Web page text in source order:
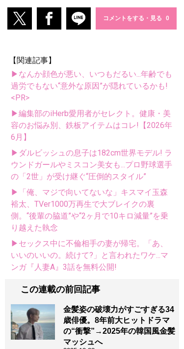
コメントをする・見る
【関連記事】
▶なんか顔色が悪い、いつもだるい...年齢でも
過労でもない“意外な原因”が隠れているかも!
<PR>
▶編集部のiHerb愛用者がセレクト。健康・美
容のお悩み別、鉄板アイテムはコレ!【2026年
6月】
▶ダルビッシュの息子は182cm世界モデル! ラ
ウンドガールやミスコン美女も...プロ野球選手
の「2世」が受け継ぐ“圧倒的スタイル”
▶「俺、マジで向いてないな」キスマイ玉森
裕太、TVer1000万再生で大ブレイクの裏
側。“後輩の脇道”や“2ヶ月で10キロ減量”を乗
り越えた執念
▶セックス中に不倫相手の妻が帰宅。「あ、
いいのいいの。続けて?」と言われたワケ...マ
ンガ『人妻A』3話を無料公開!
この連載の前回記事
金髪姿の破壊力がすごすぎる34
歳俳優。8年前大ヒットドラマ
の“衝撃”→2025年の韓国風金髪
マッシュへ